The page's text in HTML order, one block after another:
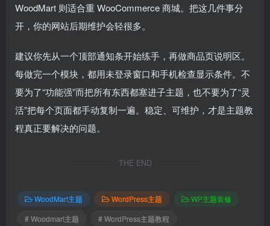
WoodMart 则适合重 WooCommerce 商城。把这几件事分
开，你的网站后期维护会轻很多。
建议你先从一个顶部通知条开始练手，再做商品页说明区。
每做完一个模块，都用未登录窗口和手机检查显示条件。不
要为了“功能强”而把所有东西都塞进子主题，也不要为了“灵
活”把每个页面都手动复制一遍。稳定、可维护，才是主题教
程真正要解决的问题。
THE END
WoodMart主题 WordPress主题
WP主题装修
# Woodmart主题
# WordPress主题教程